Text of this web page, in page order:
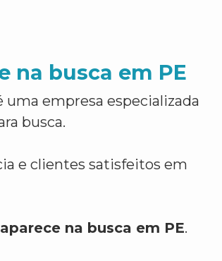
na busca em PE
uma empresa especializada
busca.
e clientes satisfeitos em
na busca em PE.